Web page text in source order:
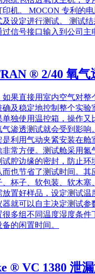
及设定进行测试。 测试
过信号接口输入到公司主
® 2/40 氧气
如果直接用室内空气对整
单独使用温控箱，操作又
渗透测试就会受到影响
是利用气动夹紧安装在舱
非常方便。测试舱采用氮
试腔边缘的密封，防止环
而也节省了测试时间。其
、杯子、软包装、软木塞
置好样品，设定测试温
就可以自主决定测试参
很多组不同温度湿度条件
备的闲置时间。
® VC 1380 泄漏